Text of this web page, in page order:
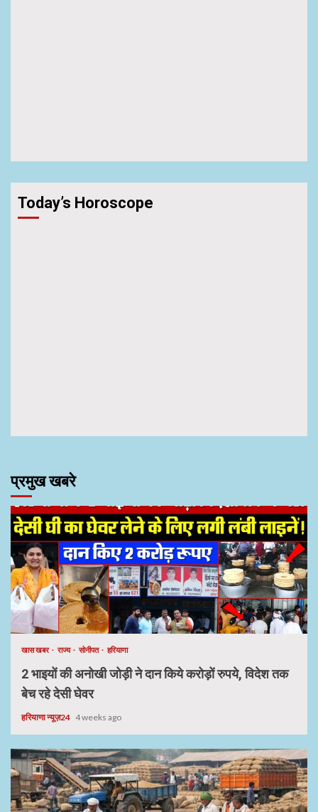
Today’s Horoscope
प्रमुख खबरे
खास खबर राज्य सोनीपत हरियाणा
2 भाइयों की अनोखी जोड़ी ने दान किये करोड़ों रुपये, विदेश तक
बेच रहे देसी घेवर
हरियाणा न्यूज़24 4 weeks ago